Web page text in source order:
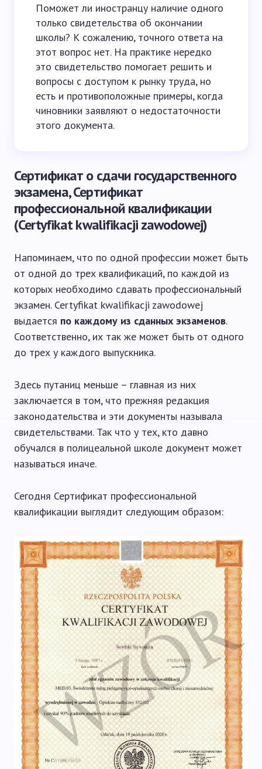
Поможет ли иностранцу наличие одного
только свидетельства об окончании
школы? К сожалению, точного ответа на
этот вопрос нет. На практике нередко
это свидетельство помогает решить и
вопросы с доступом к рынку труда, но
есть и противоположные примеры, когда
чиновники заявляют о недостаточности
этого документа.
Сертификат о сдачи государственного
экзамена, Сертификат
профессиональной квалификации
(Certyfikat kwalifikacji zawodowej)
Напоминаем, что по одной профессии может быть
от одной до трех квалификаций, по каждой из
которых необходимо сдавать профессиональный
экзамен. Certyfikat kwalifikacji zawodowej
выдается по каждому из сданных экзаменов.
Соответственно, их так же может быть от одного
до трех у каждого выпускника.
Здесь путаниц меньше – главная из них
заключается в том, что прежняя редакция
законодательства и эти документы называла
свидетельствами. Так что у тех, кто давно
обучался в полицеальной школе документ может
называться иначе.
Сегодня Сертификат профессиональной
квалификации выглядит следующим образом: